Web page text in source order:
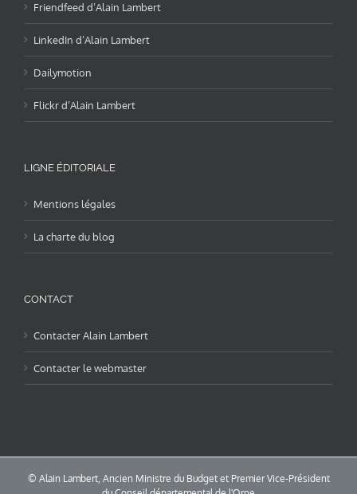
Friendfeed d’Alain Lambert
LinkedIn d’Alain Lambert
Dailymotion
Flickr d’Alain Lambert
LIGNE ÉDITORIALE
Mentions légales
La charte du blog
CONTACT
Contacter Alain Lambert
Contacter le webmaster
© Alain Lambert, Ancien Ministre du Budget et Premier Vice-Président